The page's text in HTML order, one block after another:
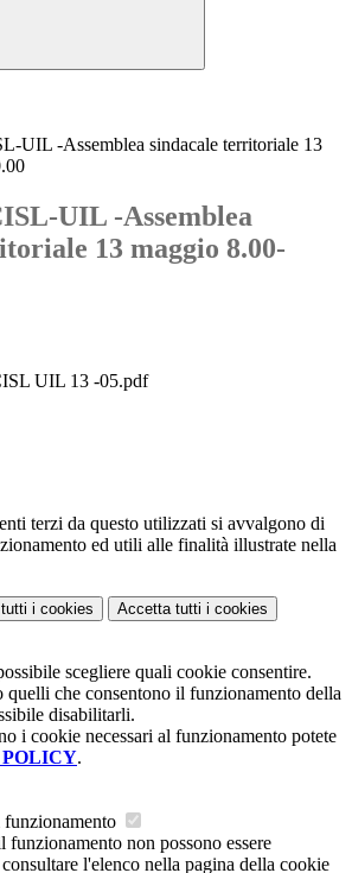
UIL -Assemblea sindacale territoriale 13
UIL -Assemblea
13 maggio 8.00-
UIL 13 -05.pdf
terzi da questo utilizzati si avvalgono di
ed utili alle finalità illustrate nella
i cookies Accetta tutti i cookies
scegliere quali cookie consentire.
quelli che consentono il funzionamento della
disabilitarli.
i cookie necessari al funzionamento potete
.
funzionamento
funzionamento non possono essere
l'elenco nella pagina della cookie